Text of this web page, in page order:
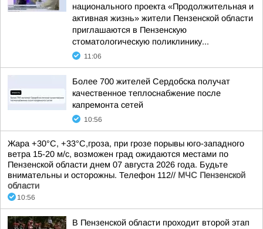
национального проекта «Продолжительная и
активная жизнь» жители Пензенской области
приглашаются в Пензенскую
стоматологическую поликлинику...
11:06
Более 700 жителей Сердобска получат
качественное теплоснабжение после
капремонта сетей
10:56
Жара +30°С, +33°С,гроза, при грозе порывы юго-западного
ветра 15-20 м/с, возможен град ожидаются местами по
Пензенской области днем 07 августа 2026 года. Будьте
внимательны и осторожны. Телефон 112// МЧС Пензенской
области
10:56
В Пензенской области проходит второй этап